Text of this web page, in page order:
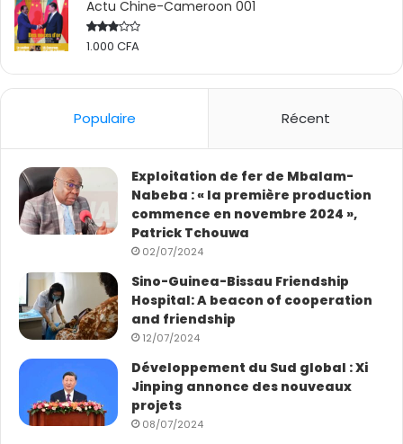
Actu Chine-Cameroon 001
Rated
1.000 CFA
Populaire Récent
Exploitation de fer de Mbalam-
Nabeba : « la première production
commence en novembre 2024 »,
Patrick Tchouwa
02/07/2024
Sino-Guinea-Bissau Friendship
Hospital: A beacon of cooperation
and friendship
12/07/2024
Développement du Sud global : Xi
Jinping annonce des nouveaux
projets
08/07/2024